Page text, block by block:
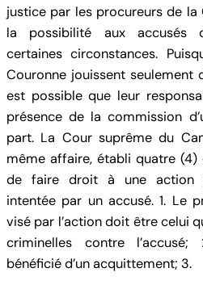
justice par les procureurs de
la possibilité aux accusés
certaines circonstances.
Couronne jouissent seulement
est possible que leur
présence de la commission
part. La Cour suprême du
même affaire, établi quatre
de faire droit à une action
intentée par un accusé. 1. Le
visé par l’action doit être celui
criminelles contre
bénéficié d’un acquittement; 3.